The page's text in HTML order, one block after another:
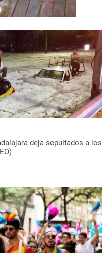
deja sepultados a los